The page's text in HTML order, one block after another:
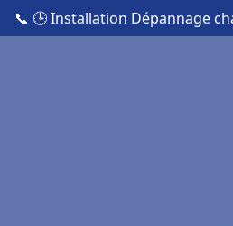
📞 🕒 Installation Dépannage